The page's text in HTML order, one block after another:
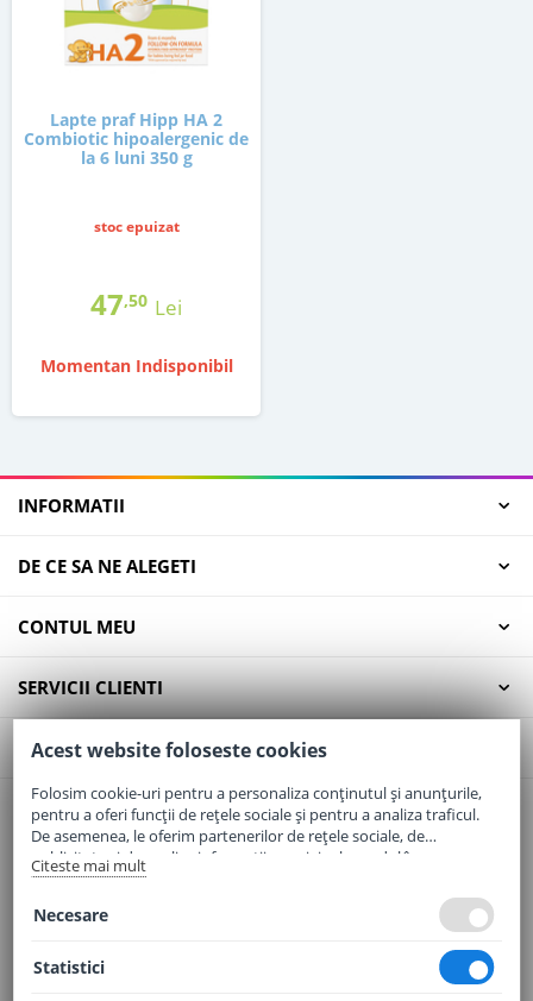
Lapte praf Hipp HA 2
Combiotic hipoalergenic de
la 6 luni 350 g
stoc epuizat
47,50 Lei
Momentan Indisponibil
INFORMATII
DE CE SA NE ALEGETI
CONTUL MEU
SERVICII CLIENTI
CONTACT
Email:office@elaptepraf.ro
Telefon:0745-964-449
Adresa:Sos. Borsului, Nr. 20, Oradea, Jud. Bihor
Acest website foloseste cookies
Folosim cookie-uri pentru a personaliza conținutul și anunțurile,
pentru a oferi funcții de rețele sociale și pentru a analiza traficul.
De asemenea, le oferim partenerilor de rețele sociale, de
publicitate și de analize informații cu privire la modul în care
folosiți site-ul nostru. Aceștia le pot combina cu alte informații
Citeste mai mult
Necesare
Statistici